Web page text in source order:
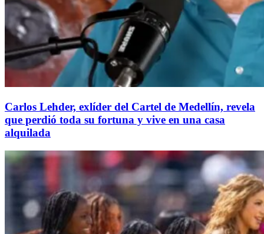
Carlos Lehder, exlíder del Cartel de Medellín, revela
que perdió toda su fortuna y vive en una casa
alquilada